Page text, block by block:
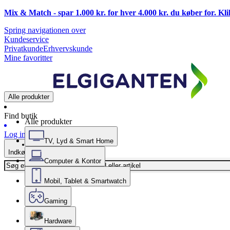
Mix & Match - spar 1.000 kr. for hver 4.000 kr. du køber for.
Spring navigationen over
Kundeservice
PrivatkundeErhvervskunde
Mine favoritter
Alle produkter
Find butik
Log ind
Indkøbskurv
Alle produkter
TV, Lyd & Smart Home
Computer & Kontor
Mobil, Tablet & Smartwatch
Gaming
Hardware